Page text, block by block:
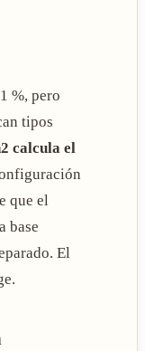
%, pero
tipos
calcula el
que el
base
El